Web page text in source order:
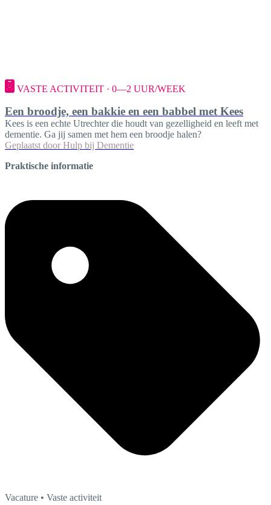
VASTE ACTIVITEIT · 0—2 UUR/WEEK
Een broodje, een bakkie en een babbel met Kees
Kees is een echte Utrechter die houdt van gezelligheid en leeft met
dementie. Ga jij samen met hem een broodje halen?
Geplaatst door Hulp bij Dementie
Praktische informatie
Vacature • Vaste activiteit